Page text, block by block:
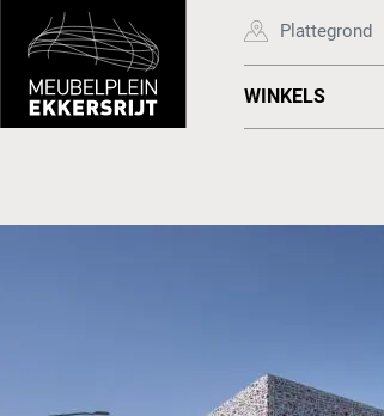
Plattegrond
WINKELS